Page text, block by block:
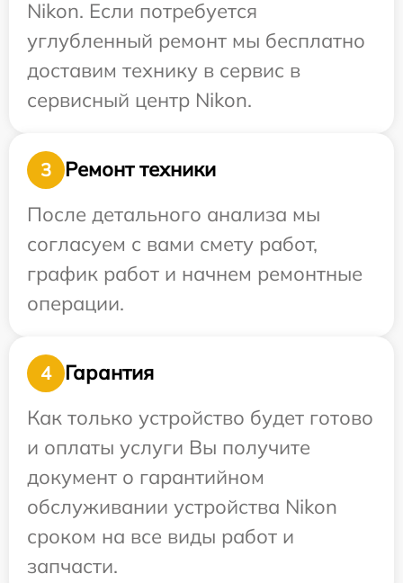
Nikon. Если потребуется
углубленный ремонт мы бесплатно
доставим технику в сервис в
сервисный центр Nikon.
3
Ремонт техники
После детального анализа мы
согласуем с вами смету работ,
график работ и начнем ремонтные
операции.
4
Гарантия
Как только устройство будет готово
и оплаты услуги Вы получите
документ о гарантийном
обслуживании устройства Nikon
сроком на все виды работ и
запчасти.